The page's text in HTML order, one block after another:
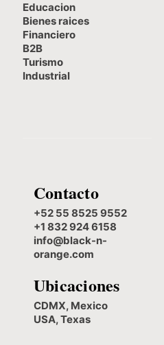
Educacion
Bienes raices
Financiero
B2B
Turismo
Industrial
Contacto
+52 55 8525 9552
+1 832 924 6158
info@black-n-
orange.com
Ubicaciones
CDMX, Mexico
USA, Texas